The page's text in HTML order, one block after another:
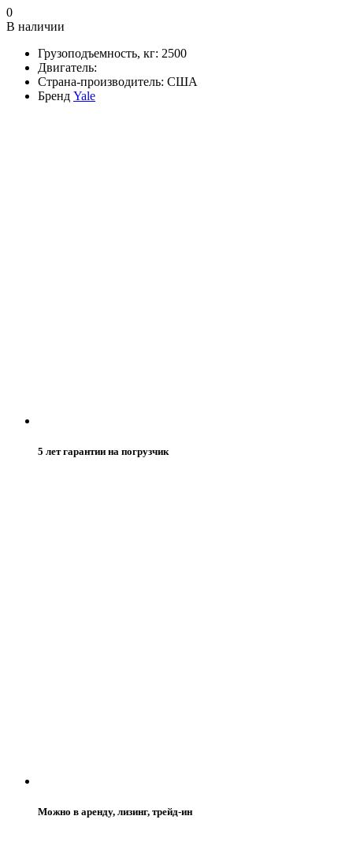
0
В наличии
Грузоподъемность, кг: 2500
Двигатель:
Страна-производитель: США
Бренд Yale
5 лет гарантии на погрузчик
Можно в аренду, лизинг, трейд-ин